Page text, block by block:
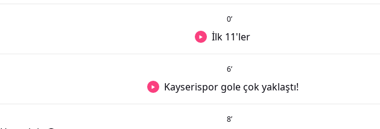
0’
İlk 11'ler
6’
Kayserispor gole çok yaklaştı!
8’